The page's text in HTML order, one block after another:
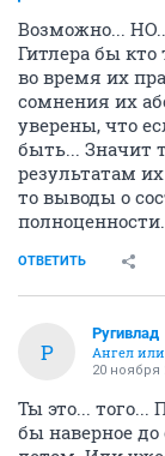
Возможно...
Гитлера бы
во время их
сомнения их
уверены, что
быть... Значит
результатам
то выводы о
ОТВЕТИТЬ
Р
Ругивлад
Ангел
20 ноября
Ты это... того...
бы наверное